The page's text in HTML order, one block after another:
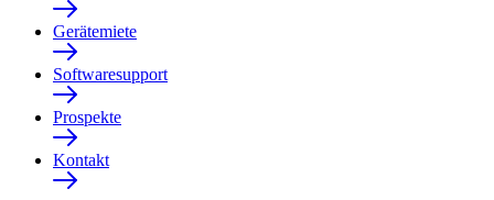
Gerätemiete
Softwaresupport
Prospekte
Kontakt